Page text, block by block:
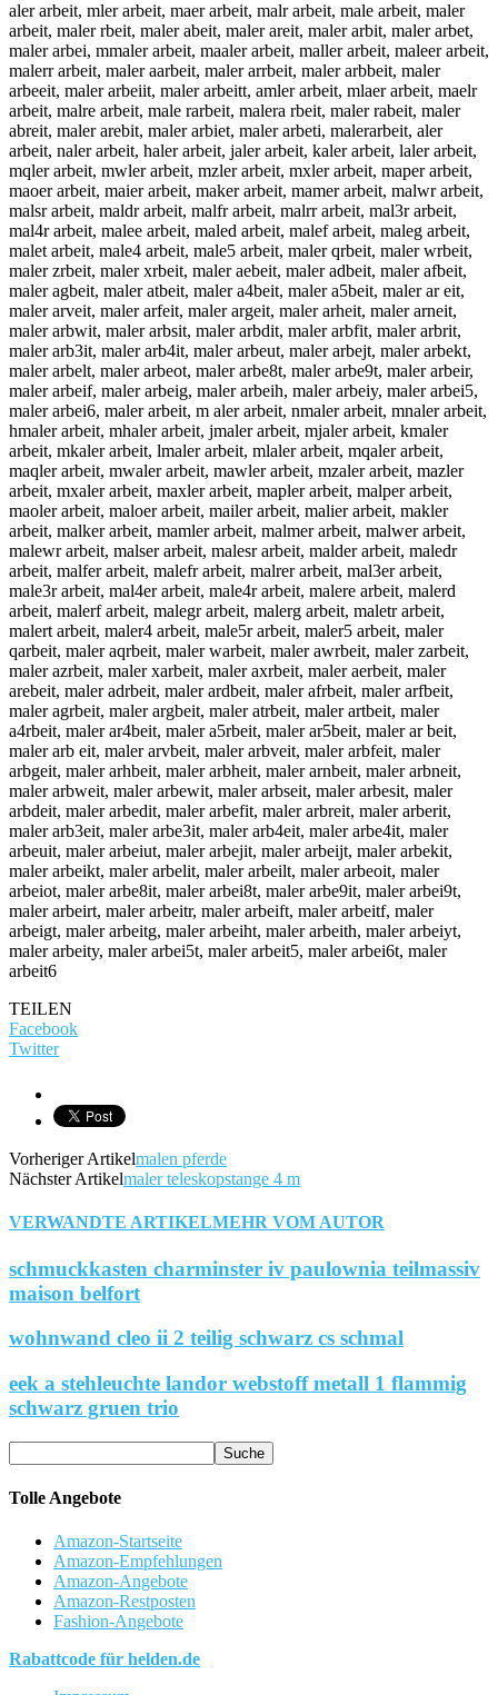
aler arbeit, mler arbeit, maer arbeit, malr arbeit, male arbeit, maler
arbeit, maler rbeit, maler abeit, maler areit, maler arbit, maler arbet,
maler arbei, mmaler arbeit, maaler arbeit, maller arbeit, maleer arbeit,
malerr arbeit, maler aarbeit, maler arrbeit, maler arbbeit, maler
arbeeit, maler arbeiit, maler arbeitt, amler arbeit, mlaer arbeit, maelr
arbeit, malre arbeit, male rarbeit, malera rbeit, maler rabeit, maler
abreit, maler arebit, maler arbiet, maler arbeti, malerarbeit, aler
arbeit, naler arbeit, haler arbeit, jaler arbeit, kaler arbeit, laler arbeit,
mqler arbeit, mwler arbeit, mzler arbeit, mxler arbeit, maper arbeit,
maoer arbeit, maier arbeit, maker arbeit, mamer arbeit, malwr arbeit,
malsr arbeit, maldr arbeit, malfr arbeit, malrr arbeit, mal3r arbeit,
mal4r arbeit, malee arbeit, maled arbeit, malef arbeit, maleg arbeit,
malet arbeit, male4 arbeit, male5 arbeit, maler qrbeit, maler wrbeit,
maler zrbeit, maler xrbeit, maler aebeit, maler adbeit, maler afbeit,
maler agbeit, maler atbeit, maler a4beit, maler a5beit, maler ar eit,
maler arveit, maler arfeit, maler argeit, maler arheit, maler arneit,
maler arbwit, maler arbsit, maler arbdit, maler arbfit, maler arbrit,
maler arb3it, maler arb4it, maler arbeut, maler arbejt, maler arbekt,
maler arbelt, maler arbeot, maler arbe8t, maler arbe9t, maler arbeir,
maler arbeif, maler arbeig, maler arbeih, maler arbeiy, maler arbei5,
maler arbei6, maler arbeit, m aler arbeit, nmaler arbeit, mnaler arbeit,
hmaler arbeit, mhaler arbeit, jmaler arbeit, mjaler arbeit, kmaler
arbeit, mkaler arbeit, lmaler arbeit, mlaler arbeit, mqaler arbeit,
maqler arbeit, mwaler arbeit, mawler arbeit, mzaler arbeit, mazler
arbeit, mxaler arbeit, maxler arbeit, mapler arbeit, malper arbeit,
maoler arbeit, maloer arbeit, mailer arbeit, malier arbeit, makler
arbeit, malker arbeit, mamler arbeit, malmer arbeit, malwer arbeit,
malewr arbeit, malser arbeit, malesr arbeit, malder arbeit, maledr
arbeit, malfer arbeit, malefr arbeit, malrer arbeit, mal3er arbeit,
male3r arbeit, mal4er arbeit, male4r arbeit, malere arbeit, malerd
arbeit, malerf arbeit, malegr arbeit, malerg arbeit, maletr arbeit,
malert arbeit, maler4 arbeit, male5r arbeit, maler5 arbeit, maler
qarbeit, maler aqrbeit, maler warbeit, maler awrbeit, maler zarbeit,
maler azrbeit, maler xarbeit, maler axrbeit, maler aerbeit, maler
arebeit, maler adrbeit, maler ardbeit, maler afrbeit, maler arfbeit,
maler agrbeit, maler argbeit, maler atrbeit, maler artbeit, maler
a4rbeit, maler ar4beit, maler a5rbeit, maler ar5beit, maler ar beit,
maler arb eit, maler arvbeit, maler arbveit, maler arbfeit, maler
arbgeit, maler arhbeit, maler arbheit, maler arnbeit, maler arbneit,
maler arbweit, maler arbewit, maler arbseit, maler arbesit, maler
arbdeit, maler arbedit, maler arbefit, maler arbreit, maler arberit,
maler arb3eit, maler arbe3it, maler arb4eit, maler arbe4it, maler
arbeuit, maler arbeiut, maler arbejit, maler arbeijt, maler arbekit,
maler arbeikt, maler arbelit, maler arbeilt, maler arbeoit, maler
arbeiot, maler arbe8it, maler arbei8t, maler arbe9it, maler arbei9t,
maler arbeirt, maler arbeitr, maler arbeift, maler arbeitf, maler
arbeigt, maler arbeitg, maler arbeiht, maler arbeith, maler arbeiyt,
maler arbeity, maler arbei5t, maler arbeit5, maler arbei6t, maler
arbeit6
TEILEN
Facebook
Twitter
Vorheriger Artikelmalen pferde
Nächster Artikelmaler teleskopstange 4 m
VERWANDTE ARTIKELMEHR VOM AUTOR
schmuckkasten charminster iv paulownia teilmassiv
maison belfort
wohnwand cleo ii 2 teilig schwarz cs schmal
eek a stehleuchte landor webstoff metall 1 flammig
schwarz gruen trio
Tolle Angebote
Amazon-Startseite
Amazon-Empfehlungen
Amazon-Angebote
Amazon-Restposten
Fashion-Angebote
Rabattcode für helden.de